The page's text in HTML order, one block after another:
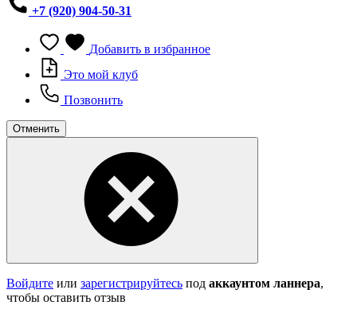
+7 (920) 904-50-31
Добавить в избранное
Это мой клуб
Позвонить
Отменить
Войдите или зарегистрируйтесь под аккаунтом ланнера,
чтобы оставить отзыв